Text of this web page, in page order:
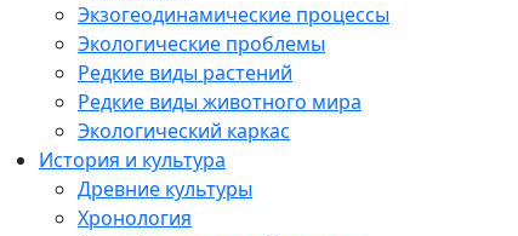
Экзогеодинамические процессы
Экологические проблемы
Редкие виды растений
Редкие виды животного мира
Экологический каркас
История и культура
Древние культуры
Хронология